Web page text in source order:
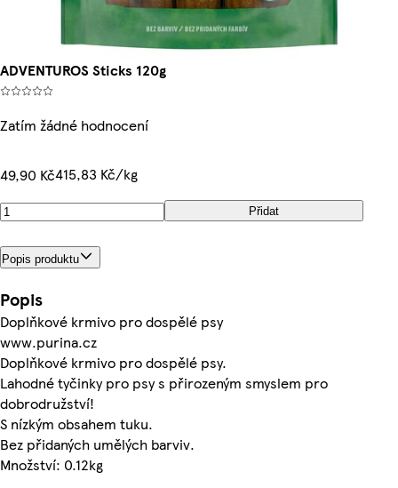
ADVENTUROS Sticks 120g
Zatím žádné hodnocení
49,90 Kč415,83 Kč/kg
Přidat
Popis produktu
Popis
Doplňkové krmivo pro dospělé psy
www.purina.cz
Doplňkové krmivo pro dospělé psy.
Lahodné tyčinky pro psy s přirozeným smyslem pro
dobrodružství!
S nízkým obsahem tuku.
Bez přidaných umělých barviv.
Množství: 0.12kg